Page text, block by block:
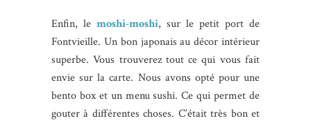
Enfin, le moshi-moshi, sur le petit port de
Fontvieille. Un bon japonais au décor intérieur
superbe. Vous trouverez tout ce qui vous fait
envie sur la carte. Nous avons opté pour une
bento box et un menu sushi. Ce qui permet de
gouter à différentes choses. C’était très bon et